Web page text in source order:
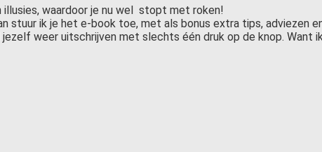
waardoor je nu wel stopt met roken!
stuur ik je het e-book toe, met als bonus extra tips, adviezen
weer uitschrijven met slechts één druk op de knop. Want